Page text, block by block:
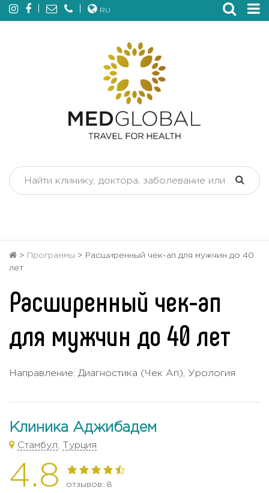
RU
> Программы > Расширенный чек-ап для мужчин до 40
лет
Расширенный чек-ап
для мужчин до 40 лет
Направление: Диагностика (Чек Ап), Урология
Клиника Аджибадем
Стамбул, Турция
4.8
4,8
rating
отзывов: 8